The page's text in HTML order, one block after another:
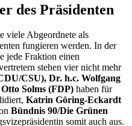
des Präsidenten
viele Abgeordnete als
fungieren werden. In der
jede Fraktion einen
stehen vier nicht mehr
CSU), Dr. h.c. Wolfgang
Solms (FDP) haben für
Katrin Göring-Eckardt
Bündnis 90/Die Grünen
somit auch aus.